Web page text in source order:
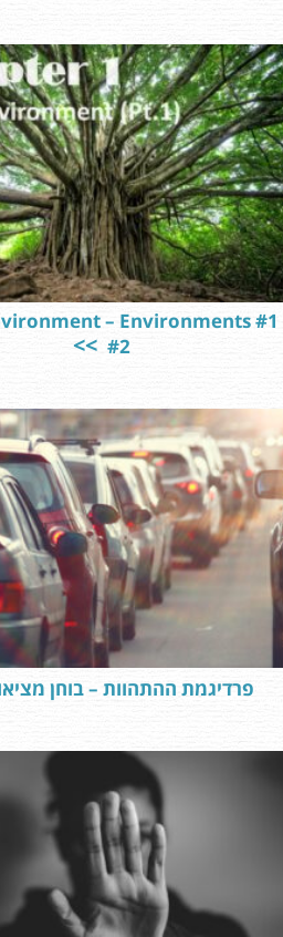
– Environments #1
#2
פרדיגמת ההתהוות – בוחן